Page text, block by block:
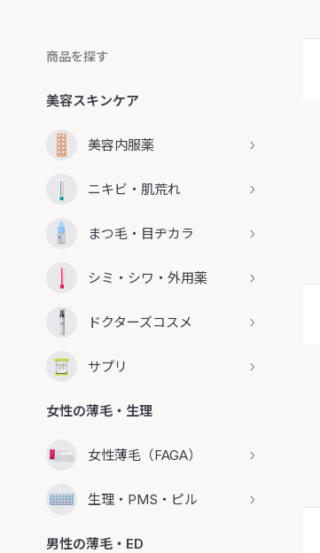
商品を探す
美容スキンケア
美容内服薬
ニキビ・肌荒れ
まつ毛・目ヂカラ
シミ・シワ・外用薬
ドクターズコスメ
サプリ
女性の薄毛・生理
女性薄毛（FAGA）
生理・PMS・ピル
男性の薄毛・ED